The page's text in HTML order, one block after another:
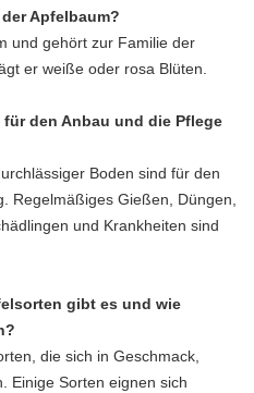
Apfelbaum?
und gehört zur Familie der
er weiße oder rosa Blüten.
den Anbau und die Pflege
Boden sind für den
Regelmäßiges Gießen, Düngen,
und Krankheiten sind
gibt es und wie
die sich in Geschmack,
Einige Sorten eignen sich